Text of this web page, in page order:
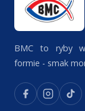
BMC to ryby
formie - smak